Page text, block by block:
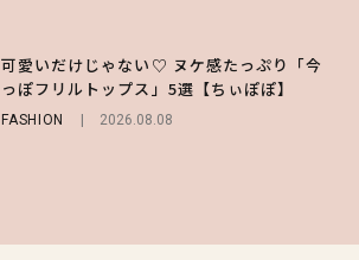
可愛いだけじゃない♡ ヌケ感たっぷり「今
っぽフリルトップス」5選【ちぃぽぽ】
FASHION 2026.08.08
第1弾の気になるメニュー＆限定グッズを総
チェック！
ー＆可愛すぎる「大人の肌見せ」トップス3
選